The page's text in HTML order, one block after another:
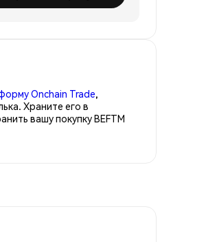
Onchain Trade,
Храните его в
вашу покупку BEFTM